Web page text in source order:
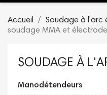
Accueil Soudage à l'arc
soudage MMA et
SOUDAGE À
Manodétendeurs